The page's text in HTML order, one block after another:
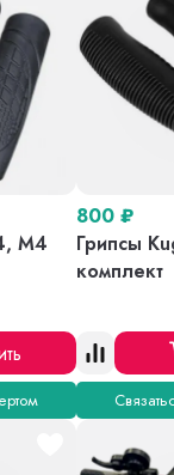
M4
800 ₽
Грипсы
комплект